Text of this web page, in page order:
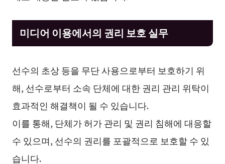
미디어 이용에서의 권리 보호 실무
선수의 초상 등을 무단 사용으로부터 보호하기 위
해, 선수로부터 소속 단체에 대한 권리 관리 위탁이
효과적인 해결책이 될 수 있습니다.
이를 통해, 단체가 허가 관리 및 권리 침해에 대응할
수 있으며, 선수의 권리를 포괄적으로 보호할 수 있
습니다.